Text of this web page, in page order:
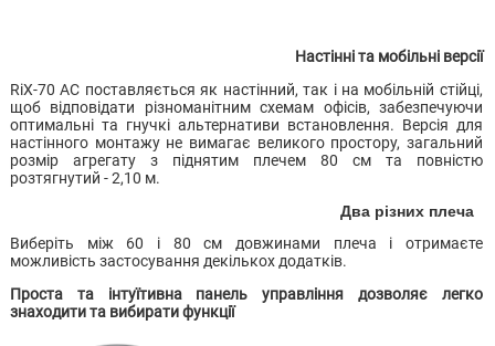
Настінні та мобільні версії
RiX-70 AC поставляється як настінний, так і на мобільній стійці,
щоб відповідати різноманітним схемам офісів, забезпечуючи
оптимальні та гнучкі альтернативи встановлення. Версія для
настінного монтажу не вимагає великого простору, загальний
розмір агрегату з піднятим плечем 80 см та повністю
розтягнутий - 2,10 м.
Два різних плеча
Виберіть між 60 і 80 см довжинами плеча і отримаєте
можливість застосування декількох додатків.
Проста та інтуїтивна панель управління дозволяє легко
знаходити та вибирати функції